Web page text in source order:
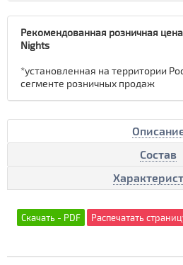
Рекомендованная розничная
Nights
*установленная на территории
сегменте розничных продаж
Состав